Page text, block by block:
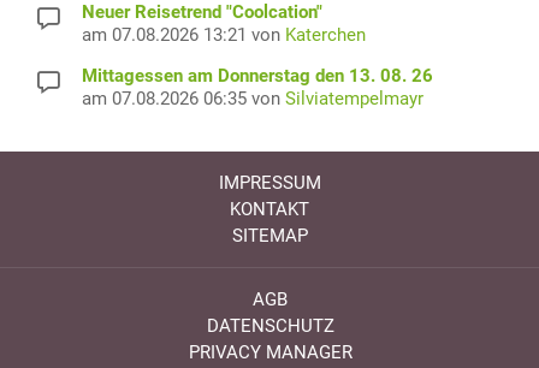
Neuer Reisetrend "Coolcation"
am 07.08.2026 13:21 von Katerchen
Mittagessen am Donnerstag den 13. 08. 26
am 07.08.2026 06:35 von Silviatempelmayr
IMPRESSUM
KONTAKT
SITEMAP
AGB
DATENSCHUTZ
PRIVACY MANAGER